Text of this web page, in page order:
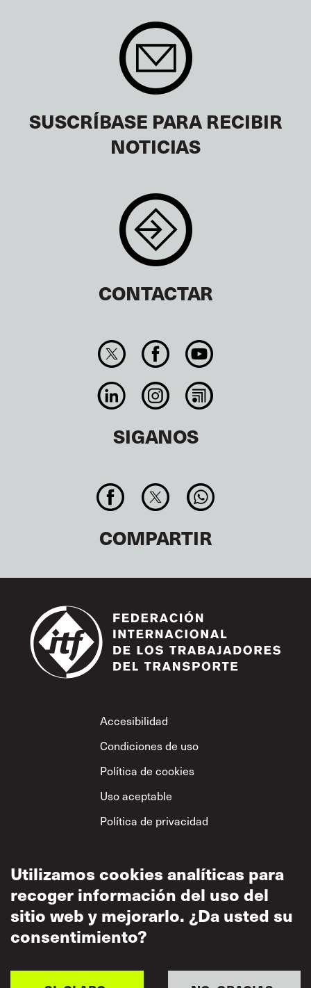
SUSCRÍBASE PARA RECIBIR
NOTICIAS
CONTACTAR
SIGANOS
COMPARTIR
Footer
Accesibilidad
Condiciones de uso
Política de cookies
Uso aceptable
Política de privacidad
Utilizamos cookies analíticas para
recoger información del uso del
sitio web y mejorarlo. ¿Da usted su
consentimiento?